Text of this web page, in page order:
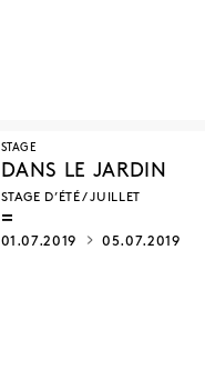
STAGE
DANS LE JARDIN
STAGE D’ÉTÉ / JUILLET
01.07.2019 05.07.2019